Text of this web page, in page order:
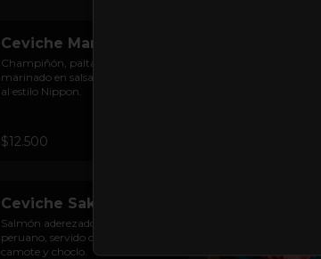
Ceviche Mantar
Champiñón, palta, leche de tigre,
marinado en salsa de ají amarillo,
al estilo Nippon.
$12.500
Ceviche Sake
Salmón aderezado al estilo
peruano, servido con cancha,
camote y choclo.